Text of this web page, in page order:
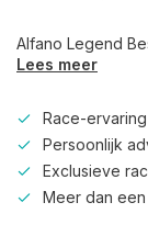
Alfano Legend
Lees meer
Race-
Persoonlijk
Exclusieve
Meer dan